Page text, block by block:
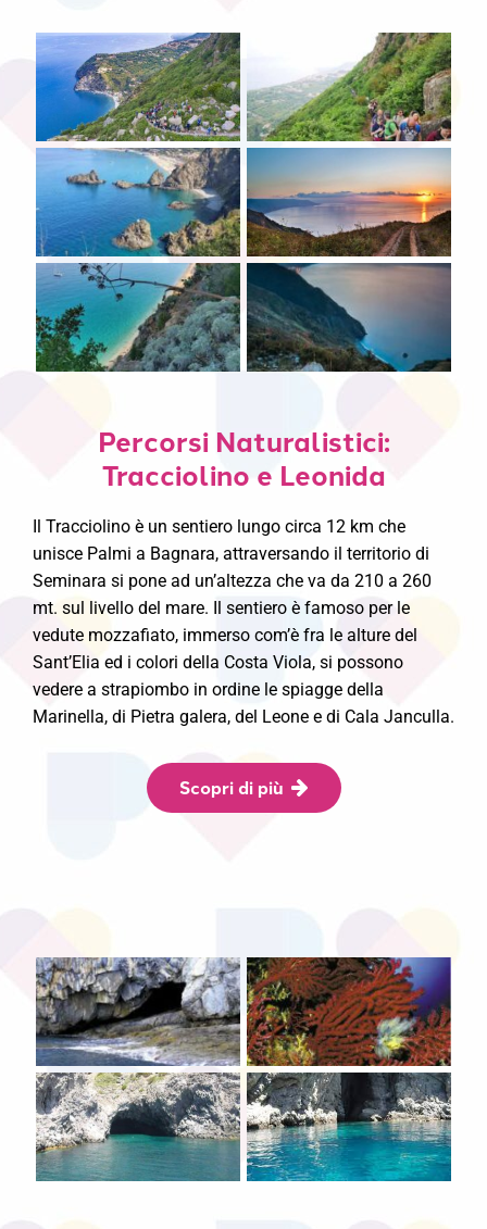
Percorsi Naturalistici:
Tracciolino e Leonida
Il Tracciolino è un sentiero lungo circa 12 km che
unisce Palmi a Bagnara, attraversando il territorio di
Seminara si pone ad un’altezza che va da 210 a 260
mt. sul livello del mare. Il sentiero è famoso per le
vedute mozzafiato, immerso com’è fra le alture del
Sant’Elia ed i colori della Costa Viola, si possono
vedere a strapiombo in ordine le spiagge della
Marinella, di Pietra galera, del Leone e di Cala Janculla.
Scopri di più